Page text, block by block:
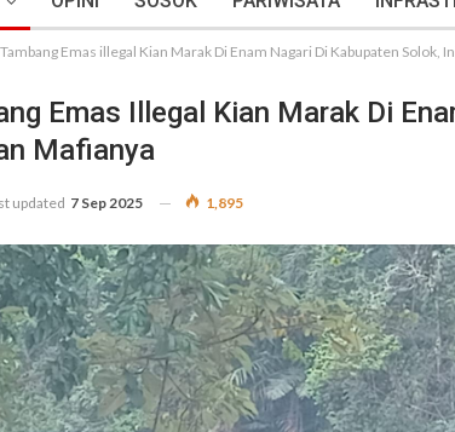
Emas illegal Kian Marak Di Enam Nagari Di Kabupaten Solok,
Emas Illegal Kian Marak Di
Mafianya
updated 7 Sep 2025 1,895